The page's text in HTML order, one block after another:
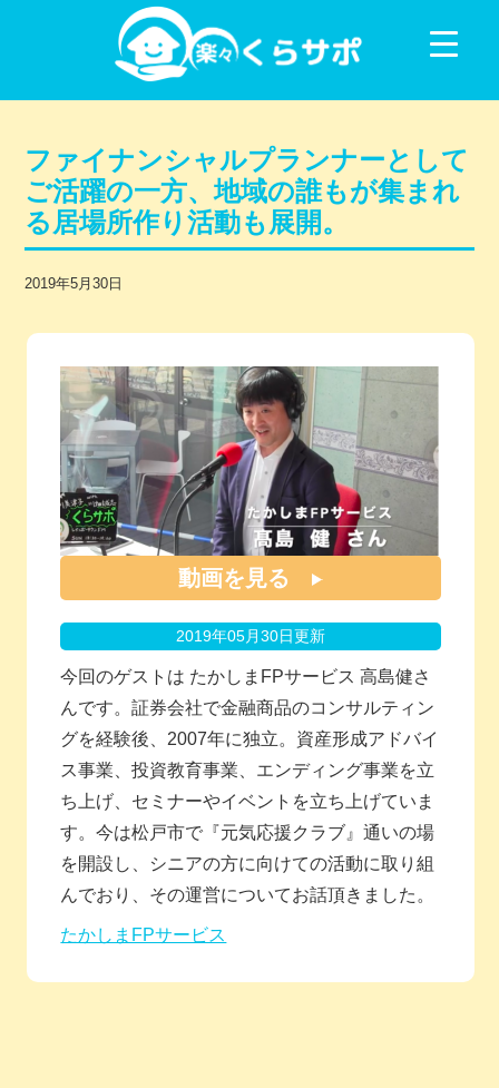
コンテンツに移動
ファイナンシャルプランナーとして
ご活躍の一方、地域の誰もが集まれ
る居場所作り活動も展開。
2019年5月30日
動画を見る
2019年05月30日更新
今回のゲストは たかしまFPサービス 高島健さ
んです。証券会社で金融商品のコンサルティン
グを経験後、2007年に独立。資産形成アドバイ
ス事業、投資教育事業、エンディング事業を立
ち上げ、セミナーやイベントを立ち上げていま
す。今は松戸市で『元気応援クラブ』通いの場
を開設し、シニアの方に向けての活動に取り組
んでおり、その運営についてお話頂きました。
たかしまFPサービス